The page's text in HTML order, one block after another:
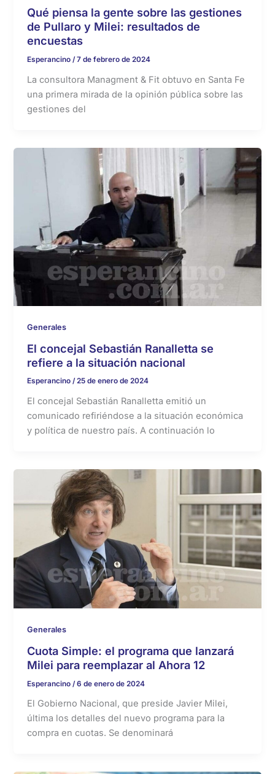
Qué piensa la gente sobre las gestiones
de Pullaro y Milei: resultados de
encuestas
Esperancino/7 de febrero de 2024
La consultora Managment & Fit obtuvo en Santa Fe
una primera mirada de la opinión pública sobre las
gestiones del
Generales
El concejal Sebastián Ranalletta se
refiere a la situación nacional
Esperancino/25 de enero de 2024
El concejal Sebastián Ranalletta emitió un
comunicado refiriéndose a la situación económica
y política de nuestro país. A continuación lo
Generales
Cuota Simple: el programa que lanzará
Milei para reemplazar al Ahora 12
Esperancino /6 de enero de 2024
El Gobierno Nacional, que preside Javier Milei,
última los detalles del nuevo programa para la
compra en cuotas. Se denominará